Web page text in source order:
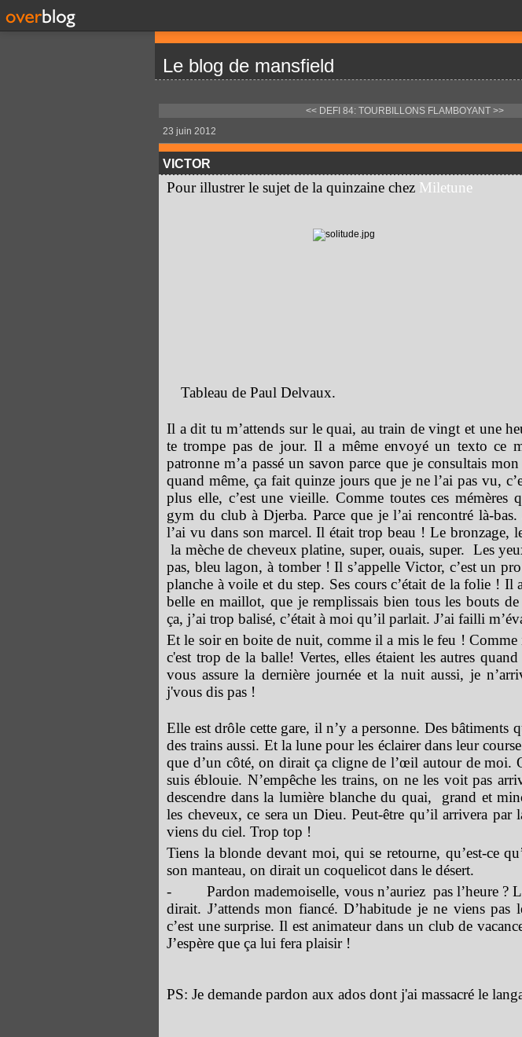
Le blog de mansfield
<< DEFI 84: TOURBILLONS FLAMBOYANT >>
23 juin 2012
VICTOR
Pour illustrer le sujet de la quinzaine chez Miletune
Tableau de Paul Delvaux.
Il a dit tu m’attends sur le quai, au train de vingt et une
te trompe pas de jour. Il a même envoyé un texto ce
patronne m’a passé un savon parce que je consultais
quand même, ça fait quinze jours que je ne l’ai pas vu,
plus elle, c’est une vieille. Comme toutes ces mémères
gym du club à Djerba. Parce que je l’ai rencontré là-bas.
l’ai vu dans son marcel. Il était trop beau ! Le bronzage,
la mèche de cheveux platine, super, ouais, super. Les
pas, bleu lagon, à tomber ! Il s’appelle Victor, c’est un
planche à voile et du step. Ses cours c’était de la folie ! Il
belle en maillot, que je remplissais bien tous les bouts
ça, j’ai trop balisé, c’était à moi qu’il parlait. J’ai failli
Et le soir en boite de nuit, comme il a mis le feu ! Comme
c'est trop de la balle! Vertes, elles étaient les autres quand
vous assure la dernière journée et la nuit aussi, je
j'vous dis pas !
Elle est drôle cette gare, il n’y a personne. Des bâtiments
des trains aussi. Et la lune pour les éclairer dans leur
que d’un côté, on dirait ça cligne de l’œil autour de moi.
suis éblouie. N’empêche les trains, on ne les voit pas
descendre dans la lumière blanche du quai, grand et
les cheveux, ce sera un Dieu. Peut-être qu’il arrivera par
viens du ciel. Trop top !
Tiens la blonde devant moi, qui se retourne, qu’est-ce
son manteau, on dirait un coquelicot dans le désert.
- Pardon mademoiselle, vous n’auriez pas l’heure ?
dirait. J’attends mon fiancé. D’habitude je ne viens pas
c’est une surprise. Il est animateur dans un club de
J’espère que ça lui fera plaisir !
PS: Je demande pardon aux ados dont j'ai massacré le